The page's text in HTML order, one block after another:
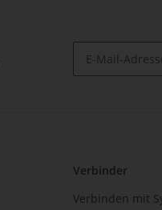
Verbinder
Verbinden mit